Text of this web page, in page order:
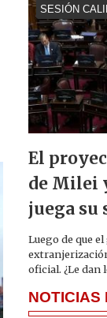
SESIÓN
El
de Milei
juega su
Luego de que
oficial. ¿Le dan
NOTICIAS